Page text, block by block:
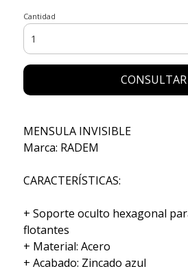
Cantidad
CONSULTAR
MENSULA INVISIBLE
Marca: RADEM
CARACTERÍSTICAS:
+ Soporte oculto hexagonal
flotantes
+ Material: Acero
+ Acabado: Zincado azul